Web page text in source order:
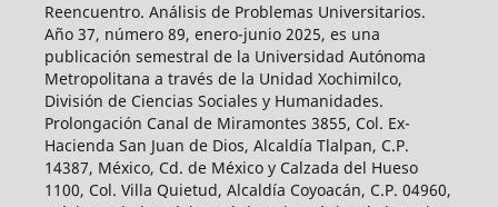
Reencuentro. Análisis de Problemas Universitarios.
Año 37, número 89, enero-junio 2025, es una
publicación semestral de la Universidad Autónoma
Metropolitana a través de la Unidad Xochimilco,
División de Ciencias Sociales y Humanidades.
Prolongación Canal de Miramontes 3855, Col. Ex-
Hacienda San Juan de Dios, Alcaldía Tlalpan, C.P.
14387, México, Cd. de México y Calzada del Hueso
1100, Col. Villa Quietud, Alcaldía Coyoacán, C.P. 04960,